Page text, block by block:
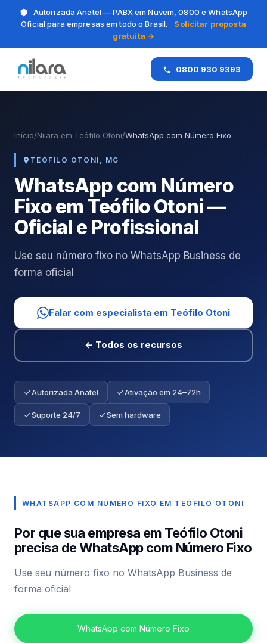
Autorizada Anatel — PABX em Nuvem, 0800 e WhatsApp
Oficial para empresas em todo o Brasil.
Solicitar proposta
gratuita →
0800 930 9393
Início/Nilara em Teófilo Otoni/WhatsApp com Número Fixo
TEÓFILO OTONI, MG
WhatsApp com Número
Fixo em Teófilo Otoni —
Oficial e Profissional
Use seu número fixo no WhatsApp Business de
forma oficial
Falar com especialista em Teófilo Otoni
← Todos os recursos
Autorizada Anatel Ativação em 24–72h
Suporte 24/7 Sem hardware
WHATSAPP COM NÚMERO FIXO EM TEÓFILO OTONI
Por que sua empresa em Teófilo Otoni
precisa de WhatsApp com Número Fixo
Use seu número fixo no WhatsApp Business de
forma oficial
WhatsApp com Número Fixo